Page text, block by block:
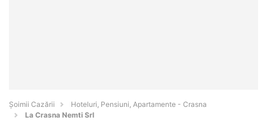
Șoimii Cazării
Hoteluri, Pensiuni, Apartamente - Crasna
La Crasna Nemti Srl